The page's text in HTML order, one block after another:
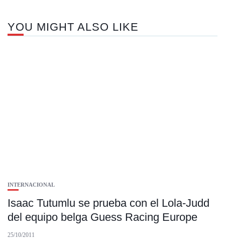
YOU MIGHT ALSO LIKE
INTERNACIONAL
Isaac Tutumlu se prueba con el Lola-Judd
del equipo belga Guess Racing Europe
25/10/2011